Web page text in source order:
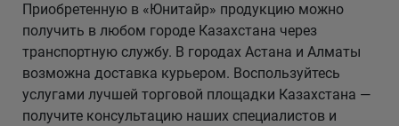
Приобретенную в «Юнитайр» продукцию можно
получить в любом городе Казахстана через
транспортную службу. В городах Астана и Алматы
возможна доставка курьером. Воспользуйтесь
услугами лучшей торговой площадки Казахстана —
получите консультацию наших специалистов и